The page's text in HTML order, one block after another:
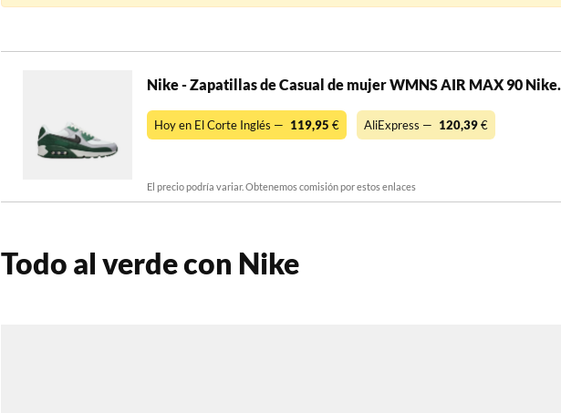
Nike - Zapatillas de Casual de mujer WMNS AIR MAX 90 Nike.
Hoy en El Corte Inglés — 119,95 € AliExpress — 120,39€
El precio podría variar. Obtenemos comisión por estos enlaces
Todo al verde con Nike